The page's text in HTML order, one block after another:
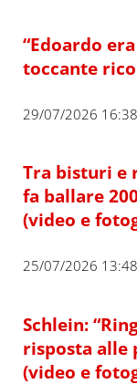
“Edoardo
toccante
29/07/2026 16:38
Tra bisturi e
fa ballare
(video e
25/07/2026 13:48
Schlein:
risposta alle
(video e